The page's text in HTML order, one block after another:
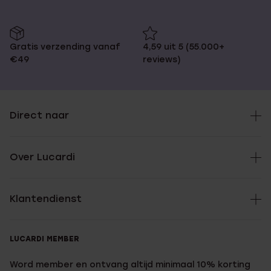
Gratis verzending vanaf
€49
4,59 uit 5 (55.000+
reviews)
Direct naar
Over Lucardi
Klantendienst
LUCARDI MEMBER
Word member en ontvang altijd minimaal 10% korting